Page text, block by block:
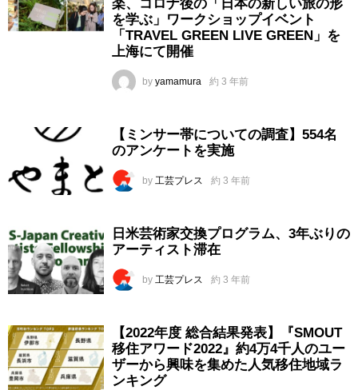
楽、コロナ後の「日本の新しい旅の形
を学ぶ」ワークショップイベント
「TRAVEL GREEN LIVE GREEN」を
上海にて開催
by yamamura 約 3 年前
【ミンサー帯についての調査】554名
のアンケートを実施
by 工芸プレス 約 3 年前
日米芸術家交換プログラム、3年ぶりの
アーティスト滞在
by 工芸プレス 約 3 年前
【2022年度 総合結果発表】『SMOUT
移住アワード2022』約4万4千人のユー
ザーから興味を集めた人気移住地域ラ
ンキング